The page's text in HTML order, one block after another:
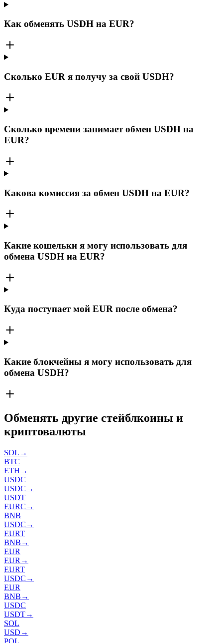
Как обменять USDH на EUR?
Сколько EUR я получу за свой USDH?
Сколько времени занимает обмен USDH на
EUR?
Какова комиссия за обмен USDH на EUR?
Какие кошельки я могу использовать для
обмена USDH на EUR?
Куда поступает мой EUR после обмена?
Какие блокчейны я могу использовать для
обмена USDH?
Обменять другие стейблкоины и
криптовалюты
SOL →
BTC
ETH →
USDC
USDC →
USDT
EURC →
BNB
USDC →
EURT
BNB →
EUR
EUR →
EURT
USDC →
EUR
BNB →
USDC
USDT→
SOL
USD →